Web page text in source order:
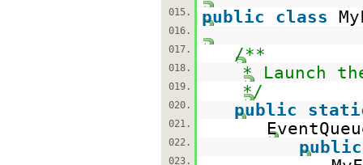
015.
public class
016.
017.
/**
018. * Launch
019. */
020. public
021.
022. public
023.